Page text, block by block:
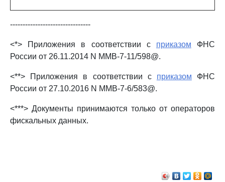
--------------------------------
<*> Приложения в соответствии с приказом ФНС
России от 26.11.2014 N ММВ-7-11/598@.
<**> Приложения в соответствии с приказом ФНС
России от 27.10.2016 N ММВ-7-6/583@.
<***> Документы принимаются только от операторов
фискальных данных.